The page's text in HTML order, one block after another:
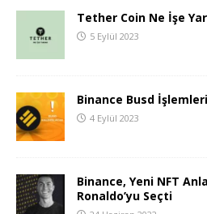
Tether Coin Ne İşe
5 Eylül 2023
Binance Busd
4 Eylül 2023
Binance, Yeni NFT
Ronaldo’yu Seçti